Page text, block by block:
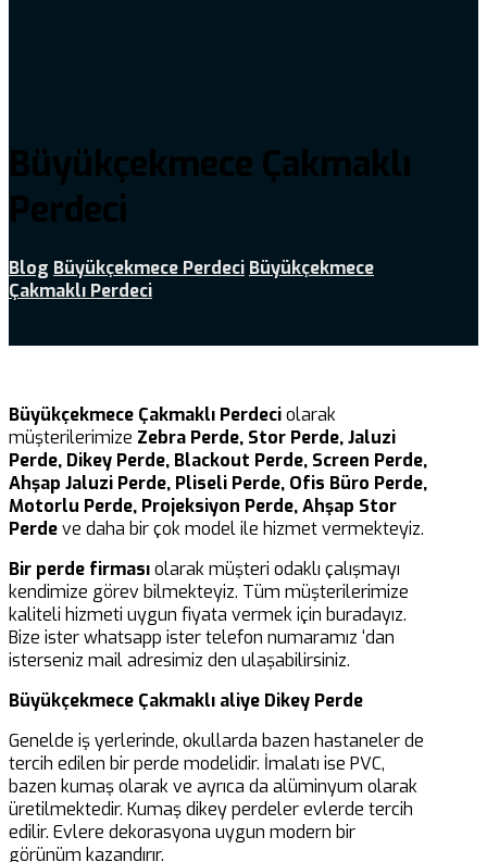
Büyükçekmece Çakmaklı
Perdeci
Blog Büyükçekmece Perdeci Büyükçekmece
Çakmaklı Perdeci
Büyükçekmece Çakmaklı Perdeciolarak
müşterilerimize Zebra Perde, Stor Perde, Jaluzi
Perde, Dikey Perde, Blackout Perde, Screen Perde,
Ahşap Jaluzi Perde, Pliseli Perde, Ofis Büro Perde,
Motorlu Perde, Projeksiyon Perde, Ahşap Stor
Perdeve daha bir çok model ile hizmet vermekteyiz.
Bir perde firmasıolarak müşteri odaklı çalışmayı
kendimize görev bilmekteyiz. Tüm müşterilerimize
kaliteli hizmeti uygun fiyata vermek için buradayız.
Bize ister whatsapp ister telefon numaramız ‘dan
isterseniz mail adresimiz den ulaşabilirsiniz.
Büyükçekmece Çakmaklı aliye Dikey Perde
Genelde iş yerlerinde, okullarda bazen hastaneler de
tercih edilen bir perde modelidir. İmalatı ise PVC,
bazen kumaş olarak ve ayrıca da alüminyum olarak
üretilmektedir. Kumaş dikey perdeler evlerde tercih
edilir. Evlere dekorasyona uygun modern bir
görünüm kazandırır.